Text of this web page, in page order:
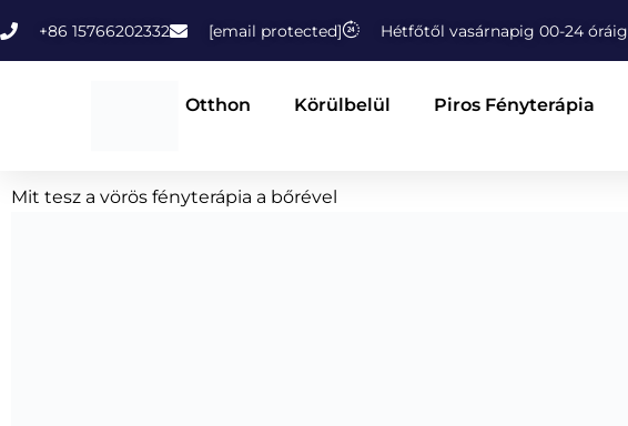
a
+86 15766202332 [email protected] Hétfőtől vasárnapig 00-24 óráig
Otthon Körülbelül Piros Fényterápia
Mit tesz a vörös fényterápia a bőrével